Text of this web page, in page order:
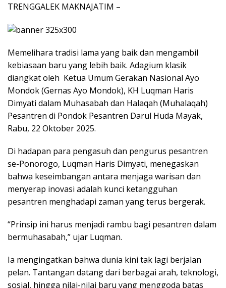
TRENGGALEK MAKNAJATIM –
Memelihara tradisi lama yang baik dan mengambil
kebiasaan baru yang lebih baik. Adagium klasik
diangkat oleh Ketua Umum Gerakan Nasional Ayo
Mondok (Gernas Ayo Mondok), KH Luqman Haris
Dimyati dalam Muhasabah dan Halaqah (Muhalaqah)
Pesantren di Pondok Pesantren Darul Huda Mayak,
Rabu, 22 Oktober 2025.
Di hadapan para pengasuh dan pengurus pesantren
se-Ponorogo, Luqman Haris Dimyati, menegaskan
bahwa keseimbangan antara menjaga warisan dan
menyerap inovasi adalah kunci ketangguhan
pesantren menghadapi zaman yang terus bergerak.
“Prinsip ini harus menjadi rambu bagi pesantren dalam
bermuhasabah,” ujar Luqman.
Ia mengingatkan bahwa dunia kini tak lagi berjalan
pelan. Tantangan datang dari berbagai arah, teknologi,
sosial, hingga nilai-nilai baru yang menggoda batas